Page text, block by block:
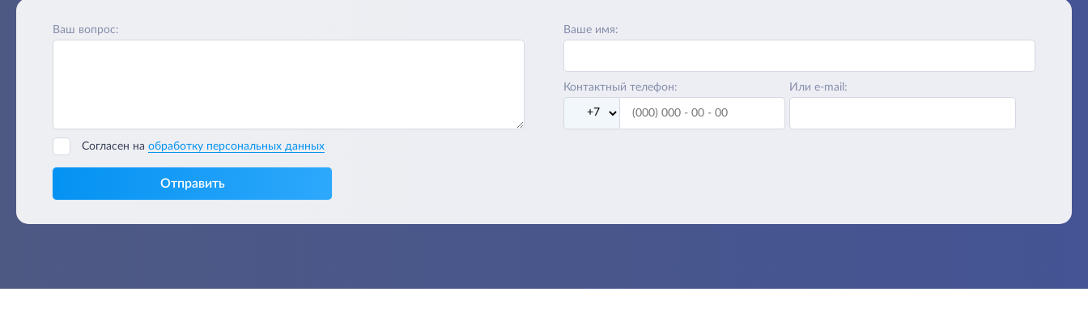
Ваш вопрос: Ваше имя:
Контактный телефон: Или e-mail:
Согласен на обработку персональных данных
Отправить